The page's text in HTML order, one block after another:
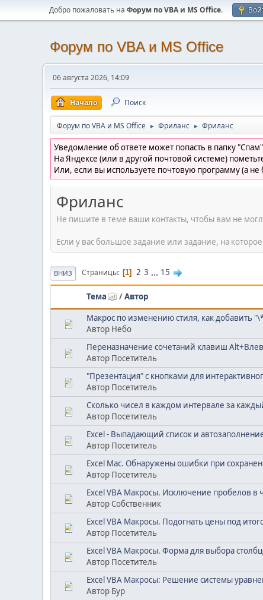
Добро пожаловать на Форум по VBA и MS Office.
Форум по VBA и MS Office
06 августа 2026, 14:09
Начало Поиск
Форум по VBA и MS Office ► Фриланс ► Фриланс
Уведомление об ответе может попасть в папку
На Яндексе (или в другой почтовой системе)
Или, если вы используете почтовую программу (а не
Фриланс
Не пишите в теме ваши контакты, чтобы вам не
Если у вас большое задание или задание, на
ВНИЗ Страницы 1 2 3 ... 15
Тема /Автор
Макрос по изменению стиля, как добавить
Автор Небо
Переназначение сочетаний клавиш
Автор Посетитель
"Презентация" с кнопками для
Автор Посетитель
Cколько чисел в каждом интервале за
Автор Посетитель
Excel - Выпадающий список и
Автор Посетитель
Excel Mac. Обнаружены ошибки при
Автор Посетитель
Excel VBA Макросы. Исключение пробелов в
Автор Собственник
Excel VBA Макросы. Подогнать цены под
Автор Посетитель
Excel VBA Макросы. Форма для выбора
Автор Посетитель
Excel VBA Макросы: Решение системы
Автор Бур